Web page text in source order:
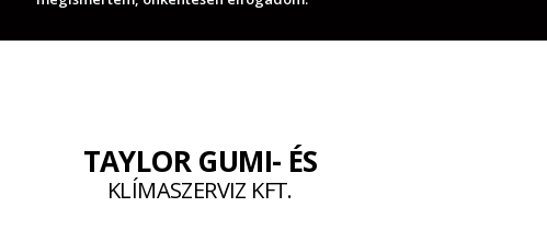
TAYLOR GUMI- ÉS
KLÍMASZERVIZ KFT.